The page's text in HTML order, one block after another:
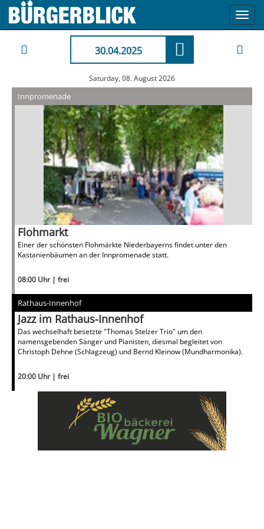
30.04.2025
Saturday, 08. August 2026
Innpromenade
Flohmarkt
Einer der schönsten Flohmärkte Niederbayerns findet unter den
Kastanienbäumen an der Innpromenade statt.
08:00 Uhr | frei
Rathaus-Innenhof
Jazz im Rathaus-Innenhof
Das wechselhaft besetzte "Thomas Stelzer Trio" um den
namensgebenden Sänger und Pianisten, diesmal begleitet von
Christoph Dehne (Schlagzeug) und Bernd Kleinow (Mundharmonika).
20:00 Uhr | frei